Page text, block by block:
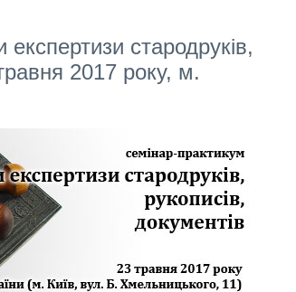
стародруків,
2017 року, м.